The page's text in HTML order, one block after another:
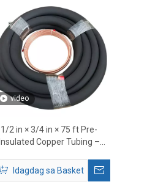
video
1/2 in × 3/4 in × 75 ft Pre-
Insulated Copper Tubing –
Idagdag sa Basket